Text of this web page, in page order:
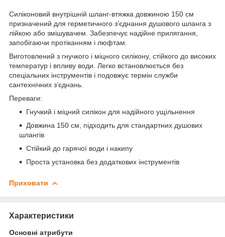
Силіконовий внутрішній шланг-втяжка довжиною 150 см
призначений для герметичного з’єднання душового шланга з
лійкою або змішувачем. Забезпечує надійне прилягання,
запобігаючи протіканням і люфтам.
Виготовлений з гнучкого і міцного силікону, стійкого до високих
температур і впливу води. Легко встановлюється без
спеціальних інструментів і подовжує термін служби
сантехнічних з’єднань.
Переваги:
Гнучкий і міцний силікон для надійного ущільнення
Довжина 150 см, підходить для стандартних душових
шлангів
Стійкий до гарячої води і накипу
Проста установка без додаткових інструментів
Приховати
Характеристики
Основні атрибути